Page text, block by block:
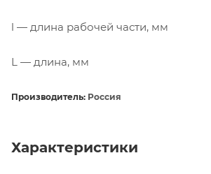
l — длина рабочей части, мм
L — длина, мм
Производитель: Россия
Характеристики